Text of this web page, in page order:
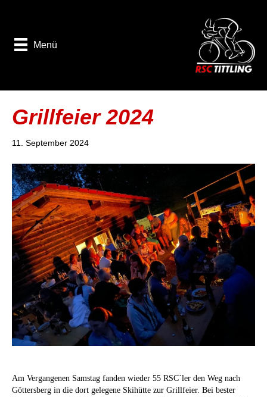
Menü
Grillfeier 2024
11. September 2024
Am Vergangenen Samstag fanden wieder 55 RSC´ler den Weg nach
Göttersberg in die dort gelegene Skihütte zur Grillfeier. Bei bester